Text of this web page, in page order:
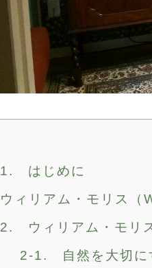
1. はじめに
ウィリアム・モリス
2. ウィリアム・モリ
2-1. 自然を大切に